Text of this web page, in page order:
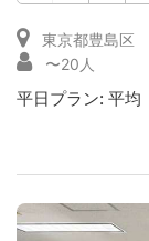
東京都豊島区
〜20人
平日プラン: 平均